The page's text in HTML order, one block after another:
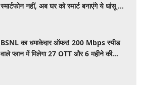
स्मार्टफोन नहीं, अब घर को स्मार्ट बनाएंगे ये धांसू होम
BSNL का धमाकेदार ऑफर! 200 Mbps स्पीड
वाले प्लान में मिलेगा 27 OTT और 6 महीने की